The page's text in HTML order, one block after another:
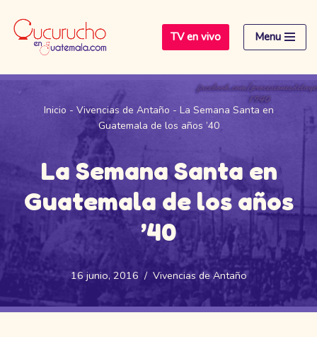
Saltar
contenido
TV en vivo Menu
Inicio - Vivencias de Antaño - La Semana Santa en
Guatemala de los años ’40
La Semana Santa en
Guatemala de los años
’40
16 junio, 2016 Vivencias de Antaño